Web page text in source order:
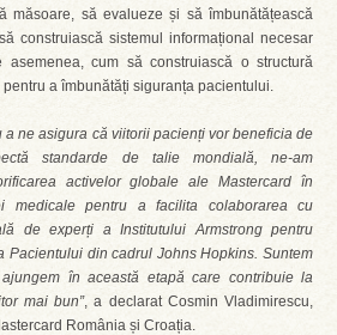
măsoare, să evalueze și să îmbunătățească
construiască sistemul informațional necesar
cum să construiască o structură
a îmbunătăți siguranța pacientului.
a ne asigura că viitorii pacienți vor beneficia de
standarde de talie mondială, ne-am
activelor globale ale Mastercard în
medicale pentru a facilita colaborarea cu
de experți a Institutului Armstrong pentru
Pacientului din cadrul Johns Hopkins. Suntem
în această etapă care contribuie la
mai bun”, a declarat Cosmin Vladimirescu,
România și Croația.